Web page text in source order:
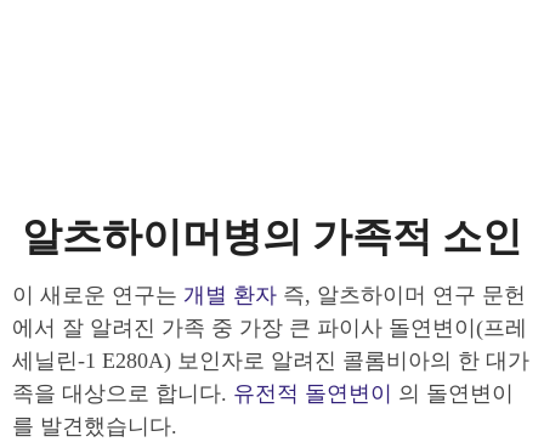
알츠하이머병의 가족적 소인
이 새로운 연구는 개별 환자 즉, 알츠하이머 연구 문헌
에서 잘 알려진 가족 중 가장 큰 파이사 돌연변이(프레
세닐린-1 E280A) 보인자로 알려진 콜롬비아의 한 대가
족을 대상으로 합니다. 유전적 돌연변이 의 돌연변이
를 발견했습니다.